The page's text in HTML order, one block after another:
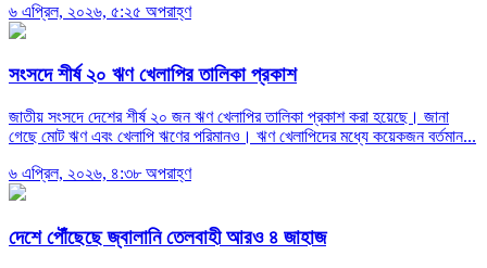
৬ এপ্রিল, ২০২৬, ৫:২৫ অপরাহ্ণ
সংসদে শীর্ষ ২০ ঋণ খেলাপির তালিকা প্রকাশ
জাতীয় সংসদে দেশের শীর্ষ ২০ জন ঋণ খেলাপির তালিকা প্রকাশ করা হয়েছে। জানা
গেছে মোট ঋণ এবং খেলাপি ঋণের পরিমানও। ঋণ খেলাপিদের মধ্যে কয়েকজন বর্তমান...
৬ এপ্রিল, ২০২৬, ৪:৩৮ অপরাহ্ণ
দেশে পৌঁছেছে জ্বালানি তেলবাহী আরও ৪ জাহাজ